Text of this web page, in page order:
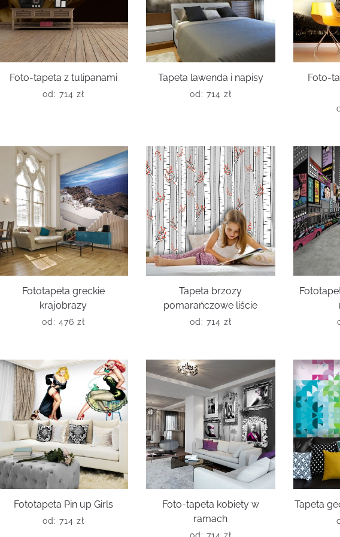
Foto-tapeta z tulipanami
od: 714 zł
Tapeta lawenda i napisy
od: 714 zł
Foto-
Fototapeta greckie
krajobrazy
od: 476 zł
Tapeta brzozy
pomarańczowe liście
od: 714 zł
Fototapeta Pin up Girls
od: 714 zł
Foto-tapeta kobiety w
ramach
Tapeta